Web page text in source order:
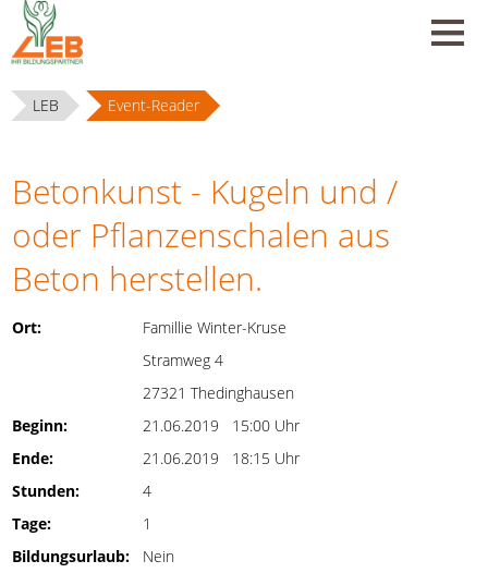
LEB Event-Reader
Betonkunst - Kugeln und /
oder Pflanzenschalen aus
Beton herstellen.
Ort:
Famillie Winter-Kruse
Stramweg 4
27321 Thedinghausen
Beginn:
21.06.2019 15:00 Uhr
Ende:
21.06.2019 18:15 Uhr
Stunden:
4
Tage:
1
Bildungsurlaub:
Nein